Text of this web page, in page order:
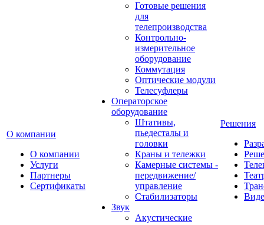
О компании
О компании
Услуги
Партнеры
Сертификаты
Готовые решения
для
телепроизводства
Контрольно-
измерительное
оборудование
Коммутация
Оптические модули
Телесуфлеры
Операторское
оборудование
Штативы,
пьедесталы и
головки
Краны и тележки
Камерные системы -
передвижение/
управление
Стабилизаторы
Звук
Акустические
Решения